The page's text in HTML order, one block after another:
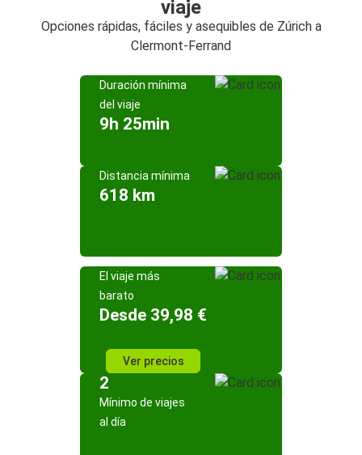
viaje
Opciones rápidas, fáciles y asequibles de Zúrich a
Clermont-Ferrand
Duración mínima
del viaje
9h 25min
Distancia mínima
618 km
El viaje más
barato
Desde 39,98 €
Ver precios
2
Mínimo de viajes
al día